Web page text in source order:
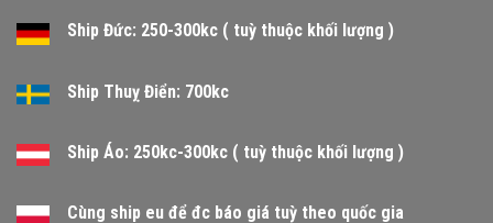
Ship Đức: 250-300kc ( tuỳ thuộc khối lượng )
Ship Thuỵ Điển: 700kc
Ship Áo: 250kc-300kc ( tuỳ thuộc khối lượng )
Cùng ship eu để đc báo giá tuỳ theo quốc gia